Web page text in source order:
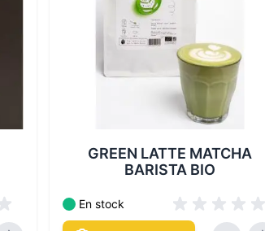
Les conditionnements disponibles :
GREEN LATTE MATCHA
BARISTA BIO
En stock